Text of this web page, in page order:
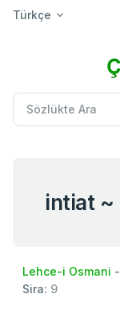
Türkçe
Lehce-i Osmani -
Sira: 9